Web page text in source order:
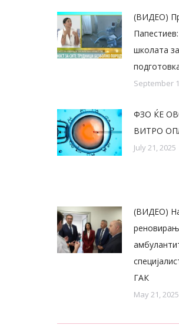
(ВИДЕО)
школата
September
ФЗО ЌЕ
ВИТРО
July 21, 2025
(ВИДЕО)
ГАК
May 21, 2025